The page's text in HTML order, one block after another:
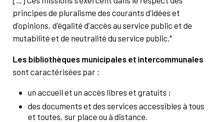
principes de pluralisme des courants d'idées et
d'opinions, d'égalité d'accès au service public et de
mutabilité et de neutralité du service public."
Les bibliothèques municipales et intercommunales
sont caractérisées par :
un accueil et un accès libres et gratuits ;
des documents et des services accessibles à tous
et toutes, sur place ou à distance.